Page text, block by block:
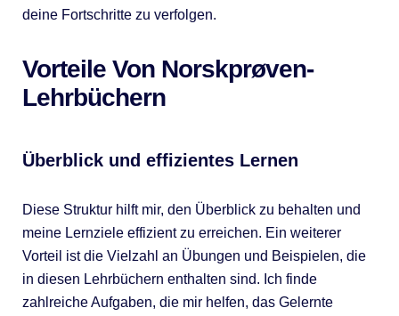
deine Fortschritte zu verfolgen.
Vorteile Von Norskprøven-
Lehrbüchern
Überblick und effizientes Lernen
Diese Struktur hilft mir, den Überblick zu behalten und
meine Lernziele effizient zu erreichen. Ein weiterer
Vorteil ist die Vielzahl an Übungen und Beispielen, die
in diesen Lehrbüchern enthalten sind. Ich finde
zahlreiche Aufgaben, die mir helfen, das Gelernte